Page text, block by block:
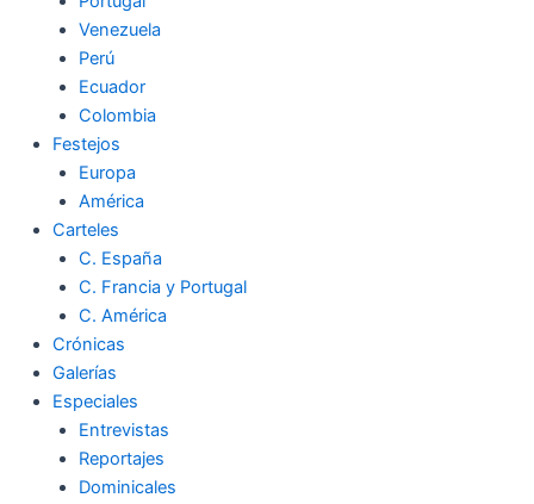
Venezuela
Perú
Ecuador
Colombia
Festejos
Europa
América
Carteles
C. España
C. Francia y Portugal
C. América
Crónicas
Galerías
Especiales
Entrevistas
Reportajes
Dominicales